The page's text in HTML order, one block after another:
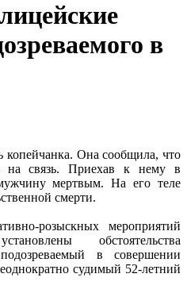
в
копейчанка. Она сообщила, что
на связь. Приехав к нему в
мертвым. На его теле
смерти.
розыскных мероприятий
обстоятельства
в совершении
судимый 52-летний